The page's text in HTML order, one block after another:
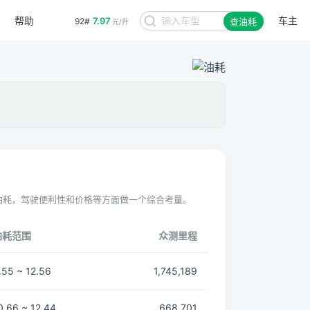
92# 7.97 元/升 查油耗 车主
帮助
，驾驶便利性和价格等方面做一个综合考量。
耗范围 众测里程
~ 12.56 1,745,189
~ 12.44 668,701